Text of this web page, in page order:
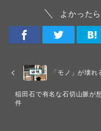
よかった
「モノ」が壊
稲田石で有名な石切山脈が
件